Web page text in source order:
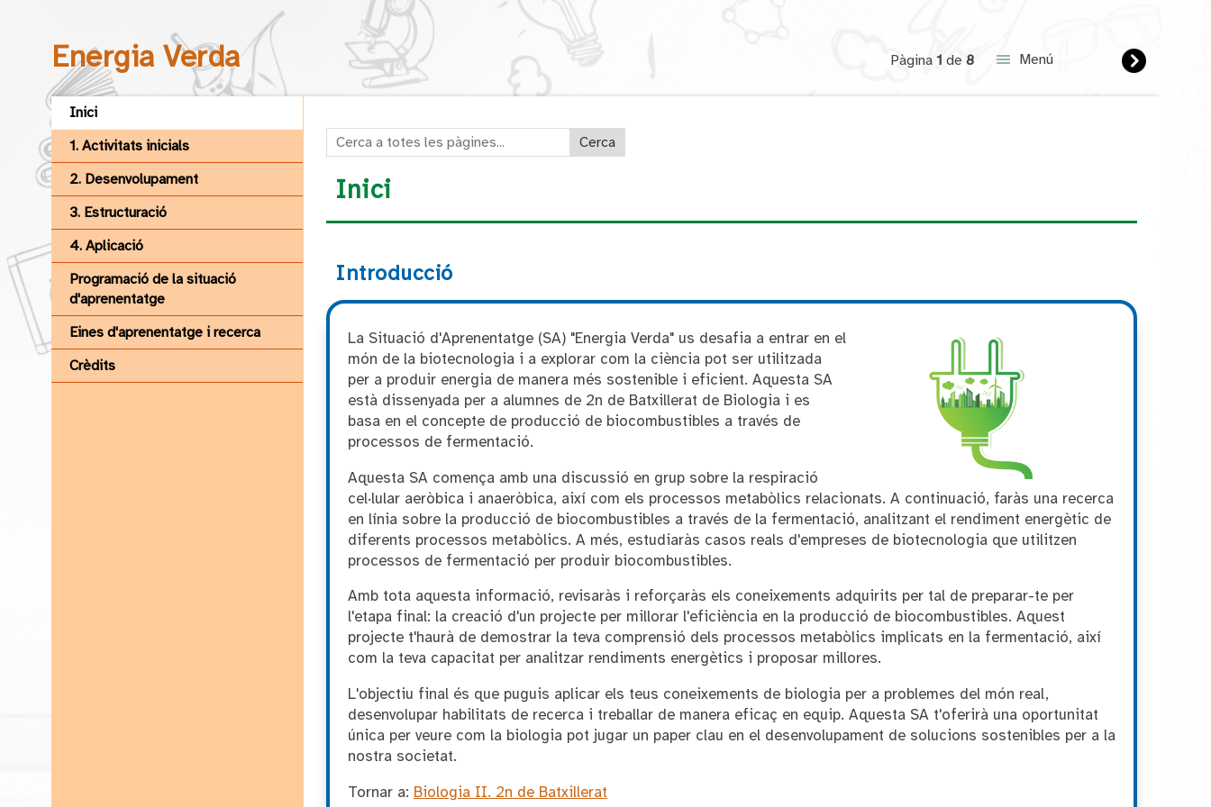
Energia Verda Menú
Inici
1. Activitats inicials
2. Desenvolupament
3. Estructuració
4. Aplicació
Programació de la situació
d'aprenentatge
Eines d'aprenentatge i recerca
Crèdits
Pàgina 1 de 8
Cerca a totes les pàgines:
Inici
Introducció
La Situació d'Aprenentatge (SA) "Energia Verda" us desafia a entrar en el
món de la biotecnologia i a explorar com la ciència pot ser utilitzada
per a produir energia de manera més sostenible i eficient. Aquesta SA
està dissenyada per a alumnes de 2n de Batxillerat de Biologia i es
basa en el concepte de producció de biocombustibles a través de
processos de fermentació.
Aquesta SA comença amb una discussió en grup sobre la respiració
cel·lular aeròbica i anaeròbica, així com els processos metabòlics relacionats. A continuació, faràs una recerca
en línia sobre la producció de biocombustibles a través de la fermentació, analitzant el rendiment energètic de
diferents processos metabòlics. A més, estudiaràs casos reals d'empreses de biotecnologia que utilitzen
processos de fermentació per produir biocombustibles.
Amb tota aquesta informació, revisaràs i reforçaràs els coneixements adquirits per tal de preparar-te per
l'etapa final: la creació d'un projecte per millorar l'eficiència en la producció de biocombustibles. Aquest
projecte t'haurà de demostrar la teva comprensió dels processos metabòlics implicats en la fermentació, així
com la teva capacitat per analitzar rendiments energètics i proposar millores.
L'objectiu final és que puguis aplicar els teus coneixements de biologia per a problemes del món real,
desenvolupar habilitats de recerca i treballar de manera eficaç en equip. Aquesta SA t'oferirà una oportunitat
única per veure com la biologia pot jugar un paper clau en el desenvolupament de solucions sostenibles per a la
nostra societat.
Tornar a: Biologia II. 2n de Batxillerat